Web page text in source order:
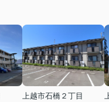
上越市石橋２丁目